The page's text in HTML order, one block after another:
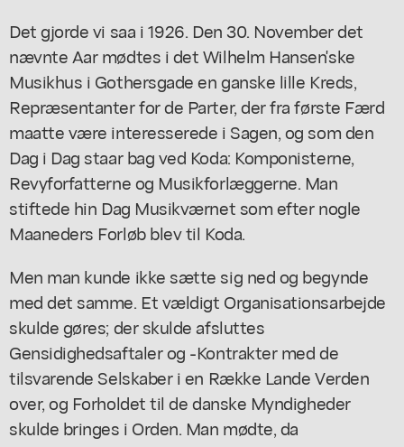
Det gjorde vi saa i 1926. Den 30. November det
nævnte Aar mødtes i det Wilhelm Hansen'ske
Musikhus i Gothersgade en ganske lille Kreds,
Repræsentanter for de Parter, der fra første Færd
maatte være interesserede i Sagen, og som den
Dag i Dag staar bag ved Koda: Komponisterne,
Revyforfatterne og Musikforlæggerne. Man
stiftede hin Dag Musikværnet som efter nogle
Maaneders Forløb blev til Koda.
Men man kunde ikke sætte sig ned og begynde
med det samme. Et vældigt Organisationsarbejde
skulde gøres; der skulde afsluttes
Gensidighedsaftaler og -Kontrakter med de
tilsvarende Selskaber i en Række Lande Verden
over, og Forholdet til de danske Myndigheder
skulde bringes i Orden. Man mødte, da